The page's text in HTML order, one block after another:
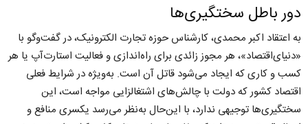
دور باطل سختگیری‌ها
به اعتقاد اکبر محمدی، کارشناس حوزه تجارت الکترونیک، در گفت‌وگو با
«دنیای‌اقتصاد»، هر مجوز زائدی برای راه‌اندازی و فعالیت استارت‌آپ یا هر
کسب و کاری که ایجاد می‌شود قاتل آن است. به‌ویژه در شرایط فعلی
اقتصاد کشور که دولت با چالش‌های اشتغالزایی مواجه است، این
سختگیری‌ها توجیهی ندارد، با این‌حال به‌نظر می‌رسد یکسری منافع و